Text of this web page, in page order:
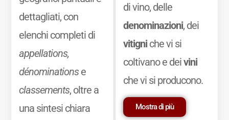
dettagliati, con
elenchi completi di
appellations,
dénominationse
classements, oltre a
una sintesi chiara
di vino, delle
denominazioni, dei
vitigniche vi si
coltivano e deivini
che vi si producono.
Mostra di più